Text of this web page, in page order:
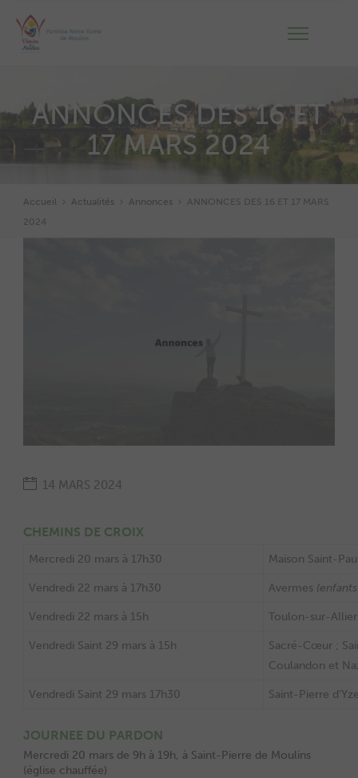
ANNONCES DES 16 ET
17 MARS 2024
Accueil Actualités Annonces
ANNONCES DES 16 ET 17 MARS
2024
14 MARS 2024
CHEMINS DE CROIX
Mercredi 20 mars à 17h30 Maison Saint-
Vendredi 22 mars à 17h30 Avermes
Vendredi 22 mars à 15h Toulon-sur-
Vendredi Saint 29 mars à 15h
Sacré-Cœur ;
Coulandon et
Vendredi Saint 29 mars 17h30 Saint-Pierre
JOURNEE DU PARDON
Mercredi 20 mars de 9h à 19h, à Saint-Pierre de Moulins
(église chauffée)